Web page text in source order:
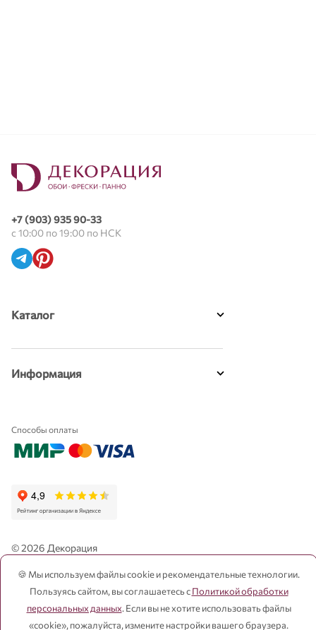
+7 (903) 935 90-33
с 10:00 по 19:00 по НСК
Каталог
Информация
Способы оплаты
© 2026 Декорация
Публичная оферта и прочее
Политика конфиденциальности
Давайте дружить
🍪 Мы используем файлы cookie и рекомендательные технологии.
Пользуясь сайтом, вы соглашаетесь сПолитикой обработки
персональных данных. Если вы не хотите использовать файлы
«cookie», пожалуйста, измените настройки вашего браузера.